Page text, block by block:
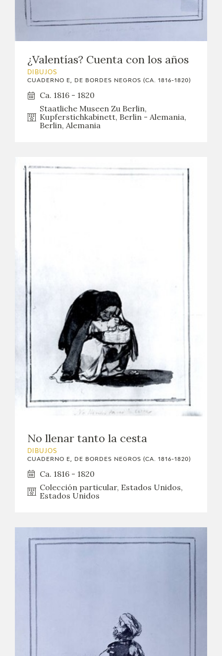
¿Valentías? Cuenta con los años
DIBUJOS
CUADERNO E, DE BORDES NEGROS (CA. 1816-1820)
Ca. 1816 - 1820
Staatliche Museen Zu Berlin,
Kupferstichkabinett, Berlin - Alemania,
Berlin, Alemania
No llenar tanto la cesta
DIBUJOS
CUADERNO E, DE BORDES NEGROS (CA. 1816-1820)
Ca. 1816 - 1820
Colección particular, Estados Unidos,
Estados Unidos